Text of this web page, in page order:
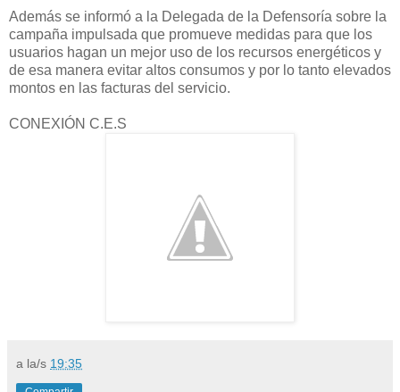
Además se informó a la Delegada de la Defensoría sobre la
campaña impulsada que promueve medidas para que los
usuarios hagan un mejor uso de los recursos energéticos y
de esa manera evitar altos consumos y por lo tanto elevados
montos en las facturas del servicio.
CONEXIÓN C.E.S
a la/s 19:35